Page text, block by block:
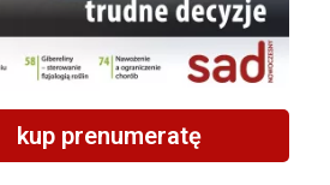
kup prenumeratę